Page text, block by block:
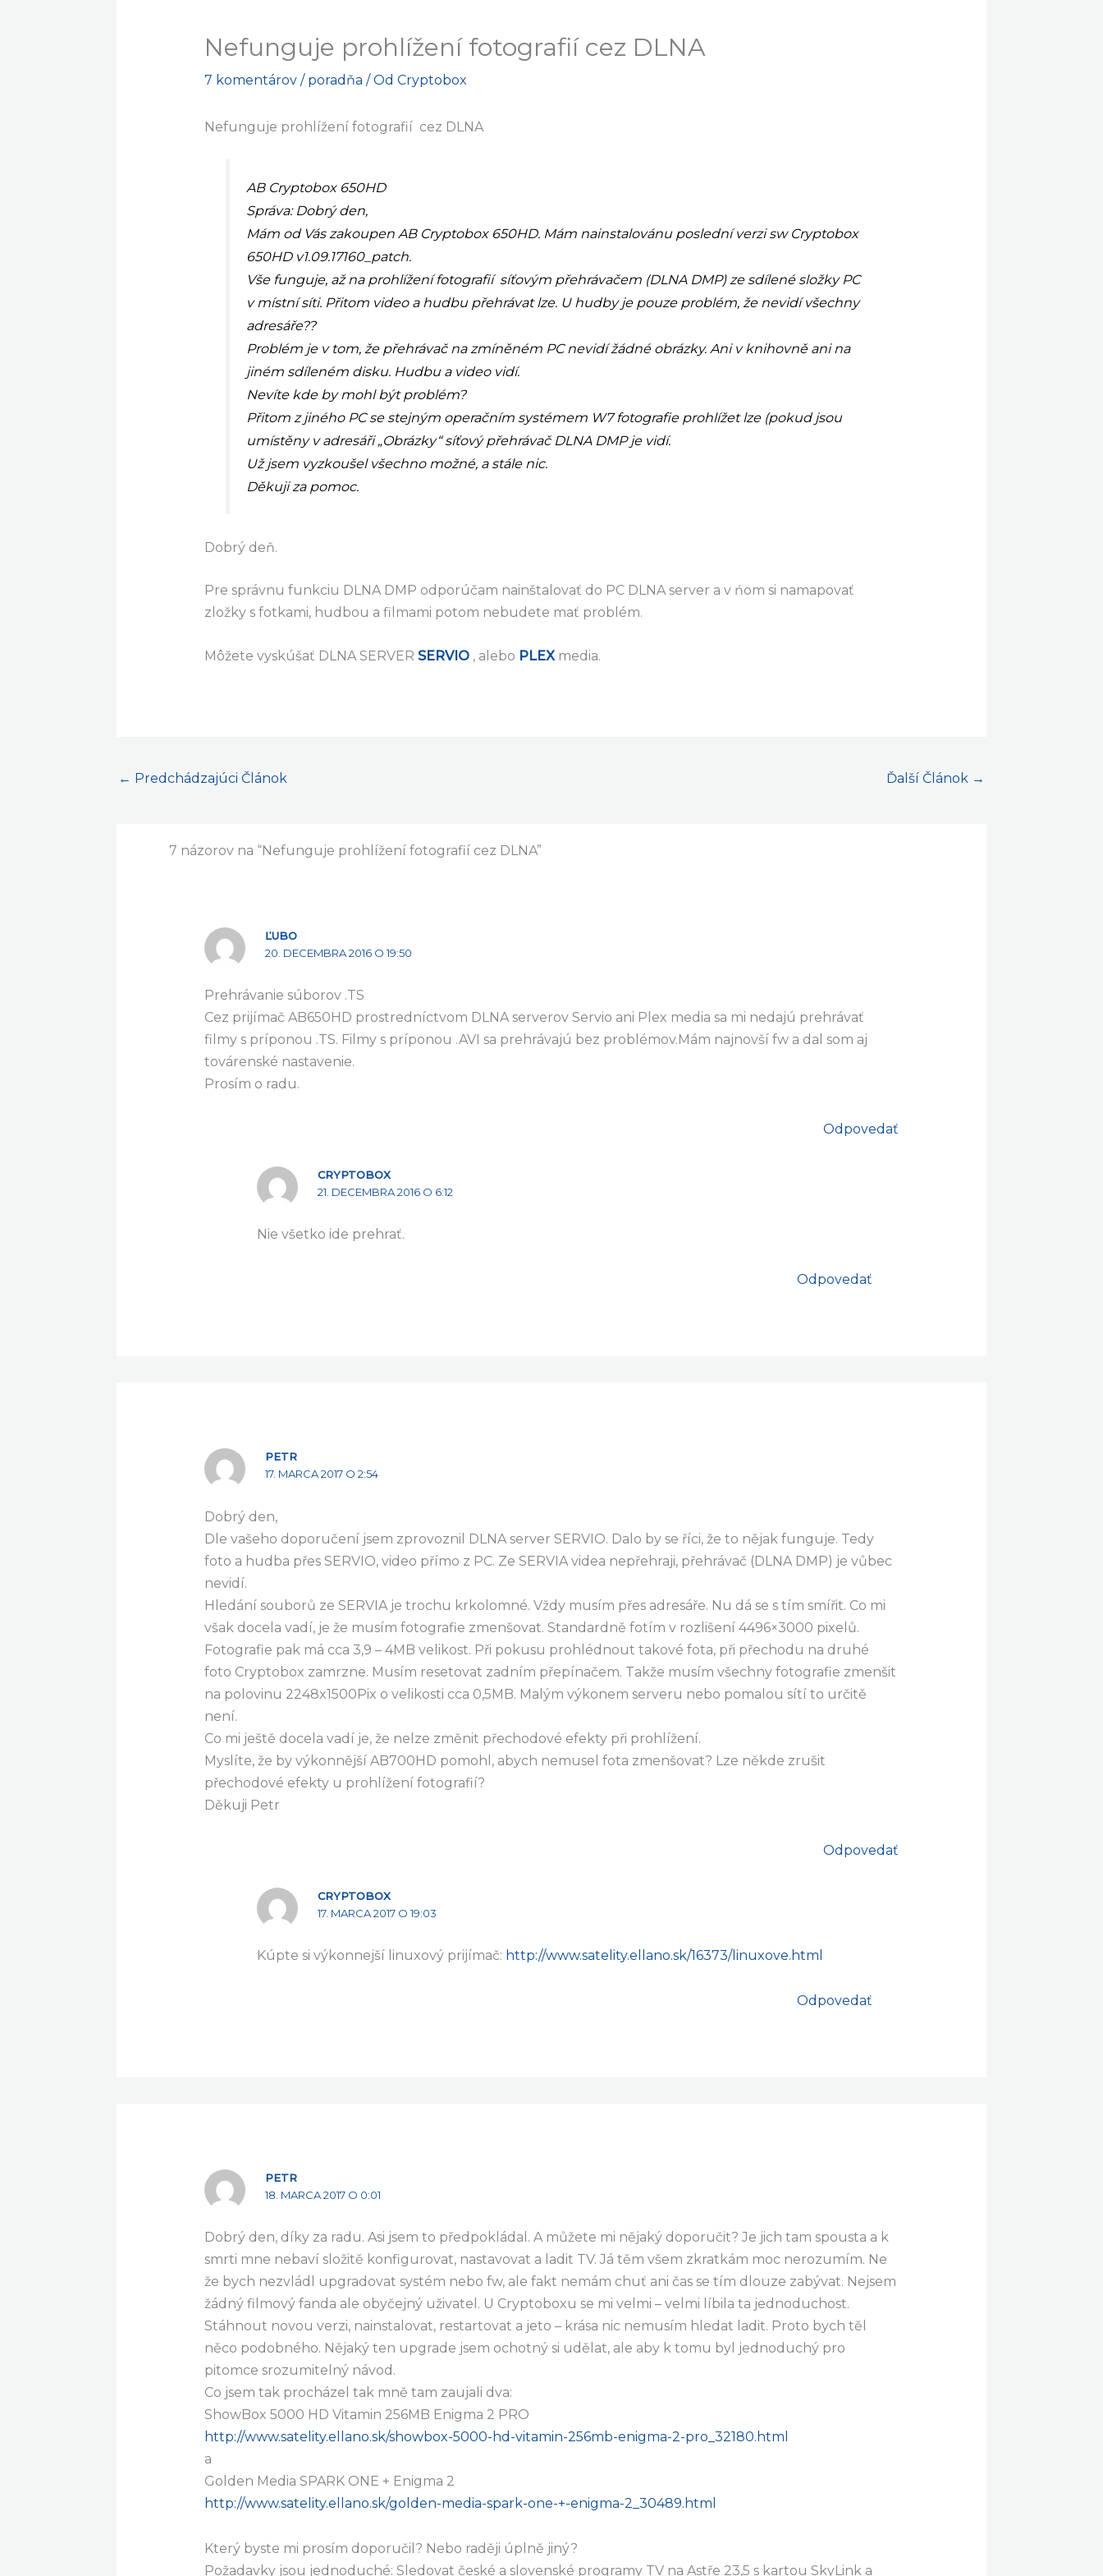
Nefunguje prohlížení fotografií cez DLNA
7 komentárov / poradňa / Od Cryptobox
Nefunguje prohlížení fotografií cez DLNA
AB Cryptobox 650HD
Správa: Dobrý den,
Mám od Vás zakoupen AB Cryptobox 650HD. Mám nainstalovánu poslední verzi sw Cryptobox
650HD v1.09.17160_patch.
Vše funguje, až na prohlížení fotografií síťovým přehrávačem (DLNA DMP) ze sdílené složky PC
v místní síti. Přitom video a hudbu přehrávat lze. U hudby je pouze problém, že nevidí všechny
adresáře??
Problém je v tom, že přehrávač na zmíněném PC nevidí žádné obrázky. Ani v knihovně ani na
jiném sdíleném disku. Hudbu a video vidí.
Nevíte kde by mohl být problém?
Přitom z jiného PC se stejným operačním systémem W7 fotografie prohlížet lze (pokud jsou
umístěny v adresáři „Obrázky“ síťový přehrávač DLNA DMP je vidí.
Už jsem vyzkoušel všechno možné, a stále nic.
Děkuji za pomoc.
Dobrý deň.
Pre správnu funkciu DLNA DMP odporúčam nainštalovať do PC DLNA server a v ńom si namapovať
zložky s fotkami, hudbou a filmami potom nebudete mať problém.
Môžete vyskúšať DLNA SERVER SERVIO, alebo PLEXmedia.
← Predchádzajúci Článok Ďalší Článok →
7 názorov na “Nefunguje prohlížení fotografií cez DLNA”
ĽUBO
20. DECEMBRA 2016 O 19:50
Prehrávanie súborov .TS
Cez prijímač AB650HD prostredníctvom DLNA serverov Servio ani Plex media sa mi nedajú prehrávať
filmy s príponou .TS. Filmy s príponou .AVI sa prehrávajú bez problémov.Mám najnovší fw a dal som aj
továrenské nastavenie.
Prosím o radu.
Odpovedať
CRYPTOBOX
21. DECEMBRA 2016 O 6:12
Nie všetko ide prehrať.
Odpovedať
PETR
17. MARCA 2017 O 2:54
Dobrý den,
Dle vašeho doporučení jsem zprovoznil DLNA server SERVIO. Dalo by se říci, že to nějak funguje. Tedy
foto a hudba přes SERVIO, video přímo z PC. Ze SERVIA videa nepřehraji, přehrávač (DLNA DMP) je vůbec
nevidí.
Hledání souborů ze SERVIA je trochu krkolomné. Vždy musím přes adresáře. Nu dá se s tím smířit. Co mi
však docela vadí, je že musím fotografie zmenšovat. Standardně fotím v rozlišení 4496×3000 pixelů.
Fotografie pak má cca 3,9 – 4MB velikost. Při pokusu prohlédnout takové fota, při přechodu na druhé
foto Cryptobox zamrzne. Musím resetovat zadním přepínačem. Takže musím všechny fotografie zmenšit
na polovinu 2248x1500Pix o velikosti cca 0,5MB. Malým výkonem serveru nebo pomalou sítí to určitě
není.
Co mi ještě docela vadí je, že nelze změnit přechodové efekty při prohlížení.
Myslíte, že by výkonnější AB700HD pomohl, abych nemusel fota zmenšovat? Lze někde zrušit
přechodové efekty u prohlížení fotografií?
Děkuji Petr
Odpovedať
CRYPTOBOX
17. MARCA 2017 O 19:03
Kúpte si výkonnejší linuxový prijímač: http://www.satelity.ellano.sk/16373/linuxove.html
Odpovedať
PETR
18. MARCA 2017 O 0:01
Dobrý den, díky za radu. Asi jsem to předpokládal. A můžete mi nějaký doporučit? Je jich tam spousta a k
smrti mne nebaví složitě konfigurovat, nastavovat a ladit TV. Já těm všem zkratkám moc nerozumím. Ne
že bych nezvládl upgradovat systém nebo fw, ale fakt nemám chuť ani čas se tím dlouze zabývat. Nejsem
žádný filmový fanda ale obyčejný uživatel. U Cryptoboxu se mi velmi – velmi líbila ta jednoduchost.
Stáhnout novou verzi, nainstalovat, restartovat a jeto – krása nic nemusím hledat ladit. Proto bych těl
něco podobného. Nějaký ten upgrade jsem ochotný si udělat, ale aby k tomu byl jednoduchý pro
pitomce srozumitelný návod.
Co jsem tak procházel tak mně tam zaujali dva:
ShowBox 5000 HD Vitamin 256MB Enigma 2 PRO
http://www.satelity.ellano.sk/showbox-5000-hd-vitamin-256mb-enigma-2-pro_32180.html
a
Golden Media SPARK ONE + Enigma 2
http://www.satelity.ellano.sk/golden-media-spark-one-+-enigma-2_30489.html
Který byste mi prosím doporučil? Nebo raději úplně jiný?
Požadavky jsou jednoduché: Sledovat české a slovenské programy TV na Astře 23,5 s kartou SkyLink a